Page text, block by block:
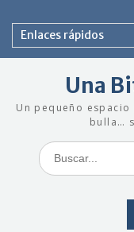
contenido
Enlaces rápidos
Una
Un pequeño
bulla…
Buscar: